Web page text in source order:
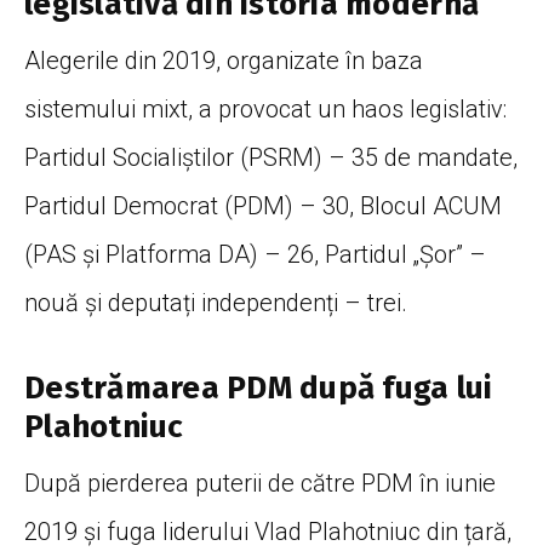
Alegerile din 2019, organizate în baza
sistemului mixt, a provocat un haos legislativ:
Partidul Socialiștilor (PSRM) – 35 de mandate,
Partidul Democrat (PDM) – 30, Blocul ACUM
(PAS și Platforma DA) – 26, Partidul „Șor” –
nouă și deputați independenți – trei.
Destrămarea PDM după fuga lui
Plahotniuc
După pierderea puterii de către PDM în iunie
2019 și fuga liderului Vlad Plahotniuc din țară,